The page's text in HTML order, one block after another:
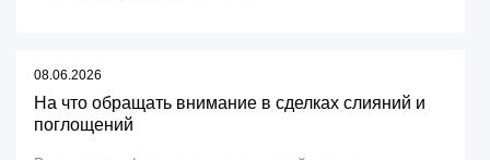
08.06.2026
На что обращать внимание в сделках слияний и
поглощений